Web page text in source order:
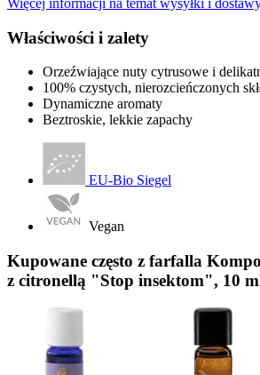
Właściwości i zalety
Orzeźwiające nuty cytrusowe i
100% czystych, nierozcieńczonych
Dynamiczne aromaty
Beztroskie, lekkie zapachy
EU-Bio Siegel
Vegan
Kupowane często z farfalla
z citronellą "Stop insektom", 10